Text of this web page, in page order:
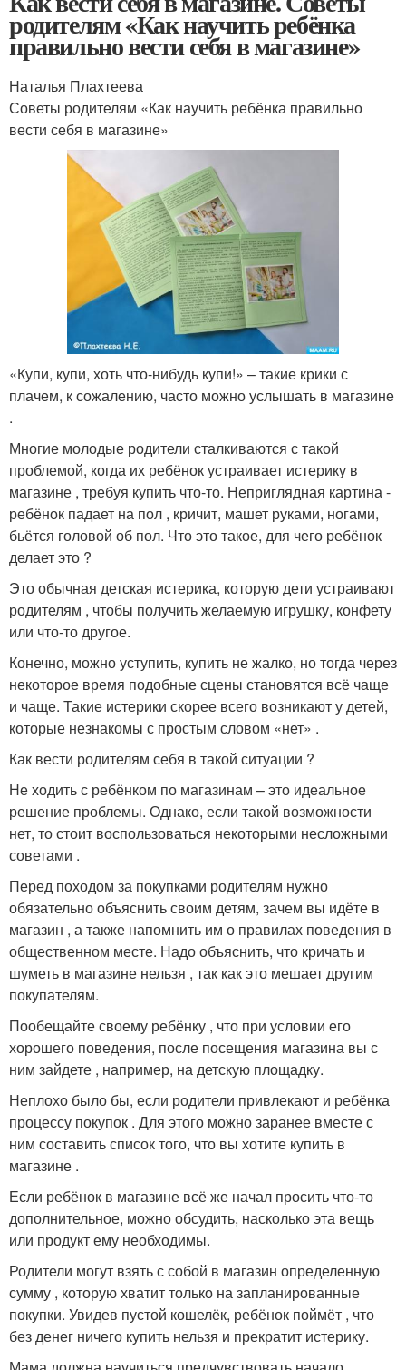
родителям «Как научить ребёнка
правильно вести себя в магазине»
Наталья Плахтеева
Советы родителям «Как научить ребёнка правильно
вести себя в магазине»
«Купи, купи, хоть что-нибудь купи!» – такие крики с
плачем, к сожалению, часто можно услышать в магазине
.
Многие молодые родители сталкиваются с такой
проблемой, когда их ребёнок устраивает истерику в
магазине , требуя купить что-то. Неприглядная картина -
ребёнок падает на пол , кричит, машет руками, ногами,
бьётся головой об пол. Что это такое, для чего ребёнок
делает это ?
Это обычная детская истерика, которую дети устраивают
родителям , чтобы получить желаемую игрушку, конфету
или что-то другое.
Конечно, можно уступить, купить не жалко, но тогда через
некоторое время подобные сцены становятся всё чаще
и чаще. Такие истерики скорее всего возникают у детей,
которые незнакомы с простым словом «нет» .
Как вести родителям себя в такой ситуации ?
Не ходить с ребёнком по магазинам – это идеальное
решение проблемы. Однако, если такой возможности
нет, то стоит воспользоваться некоторыми несложными
советами .
Перед походом за покупками родителям нужно
обязательно объяснить своим детям, зачем вы идёте в
магазин , а также напомнить им о правилах поведения в
общественном месте. Надо объяснить, что кричать и
шуметь в магазине нельзя , так как это мешает другим
покупателям.
Пообещайте своему ребёнку , что при условии его
хорошего поведения, после посещения магазина вы с
ним зайдете , например, на детскую площадку.
Неплохо было бы, если родители привлекают и ребёнка
процессу покупок . Для этого можно заранее вместе с
ним составить список того, что вы хотите купить в
магазине .
Если ребёнок в магазине всё же начал просить что-то
дополнительное, можно обсудить, насколько эта вещь
или продукт ему необходимы.
Родители могут взять с собой в магазин определенную
сумму , которую хватит только на запланированные
покупки. Увидев пустой кошелёк, ребёнок поймёт , что
без денег ничего купить нельзя и прекратит истерику.